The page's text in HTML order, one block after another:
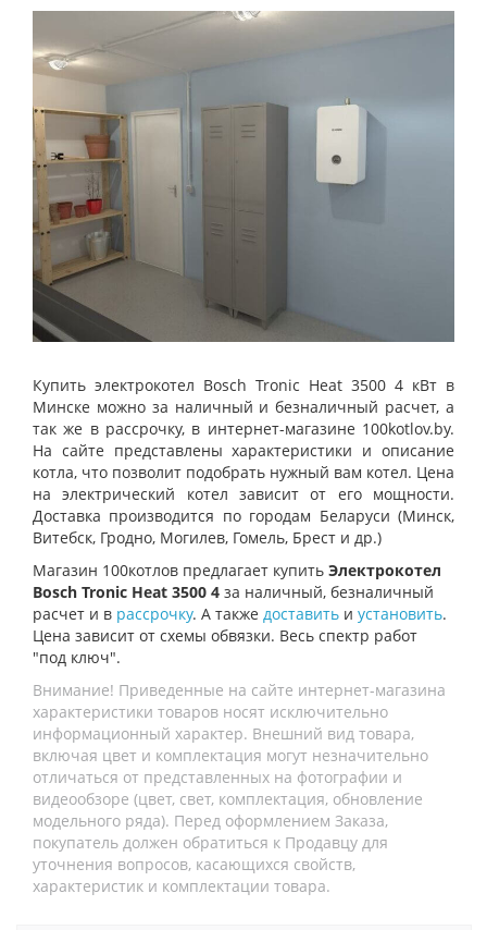
Купить электрокотел Bosch Tronic Heat 3500 4 кВт в
Минске можно за наличный и безналичный расчет, а
так же в рассрочку, в интернет-магазине 100kotlov.by.
На сайте представлены характеристики и описание
котла, что позволит подобрать нужный вам котел. Цена
на электрический котел зависит от его мощности.
Доставка производится по городам Беларуси (Минск,
Витебск, Гродно, Могилев, Гомель, Брест и др.)
Магазин 100котлов предлагает купить Электрокотел
Bosch Tronic Heat 3500 4 за наличный, безналичный
расчет и в рассрочку. А также доставить и установить.
Цена зависит от схемы обвязки. Весь спектр работ
"под ключ".
Внимание! Приведенные на сайте интернет-магазина
характеристики товаров носят исключительно
информационный характер. Внешний вид товара,
включая цвет и комплектация могут незначительно
отличаться от представленных на фотографии и
видеообзоре (цвет, свет, комплектация, обновление
модельного ряда). Перед оформлением Заказа,
покупатель должен обратиться к Продавцу для
уточнения вопросов, касающихся свойств,
характеристик и комплектации товара.